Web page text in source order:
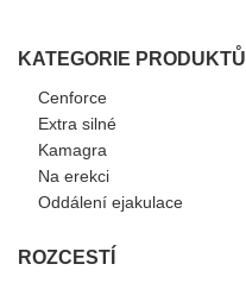
KATEGORIE PRODUKTŮ
Cenforce
Extra silné
Kamagra
Na erekci
Oddálení ejakulace
ROZCESTÍ